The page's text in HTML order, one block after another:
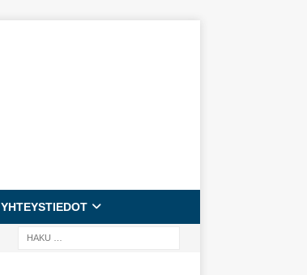
YHTEYSTIEDOT